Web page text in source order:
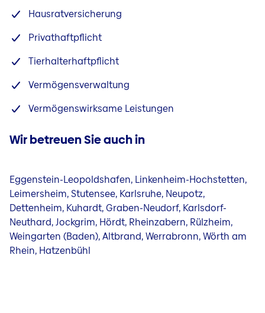
Hausratversicherung
Privathaftpflicht
Tierhalterhaftpflicht
Vermögensverwaltung
Vermögenswirksame Leistungen
Wir betreuen Sie auch in
Eggenstein-Leopoldshafen, Linkenheim-Hochstetten,
Leimersheim, Stutensee, Karlsruhe, Neupotz,
Dettenheim, Kuhardt, Graben-Neudorf, Karlsdorf-
Neuthard, Jockgrim, Hördt, Rheinzabern, Rülzheim,
Weingarten (Baden), Altbrand, Werrabronn, Wörth am
Rhein, Hatzenbühl